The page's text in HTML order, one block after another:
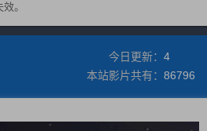
。
今日更新： 4
本站影片共有： 86796